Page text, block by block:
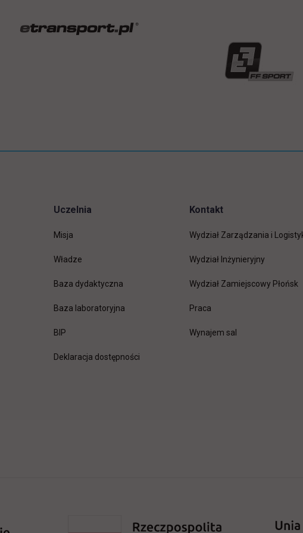
Uczelnia
Misja
Władze
Baza dydaktyczna
Baza laboratoryjna
BIP
Deklaracja dostępności
Kontakt
Wydział Zarządzania i
Wydział Inżynieryjny
Wydział Zamiejscowy Płońsk
Pracalink otwiera się w nowej
Wynajem sal